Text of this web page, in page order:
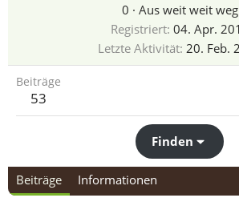
0 · Aus weit weit weg
Registriert 04. Apr.
Letzte Aktivität 20. Feb.
Beiträge
53
Finden
Beiträge Informationen